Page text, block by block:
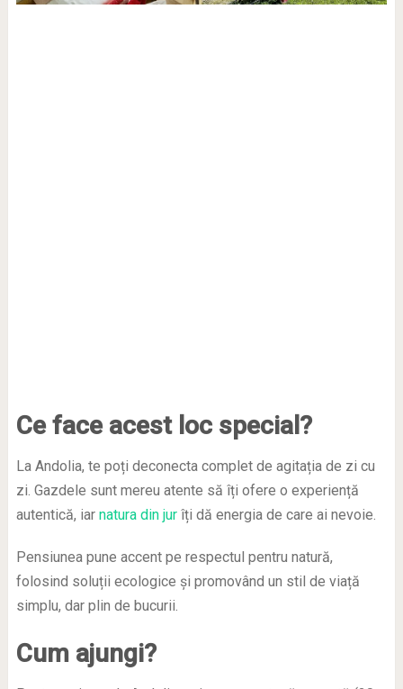
Ce face acest loc special?
La Andolia, te poți deconecta complet de agitația de zi cu
zi. Gazdele sunt mereu atente să îți ofere o experiență
autentică, iar natura din jurîți dă energia de care ai nevoie.
Pensiunea pune accent pe respectul pentru natură,
folosind soluții ecologice și promovând un stil de viață
simplu, dar plin de bucurii.
Cum ajungi?